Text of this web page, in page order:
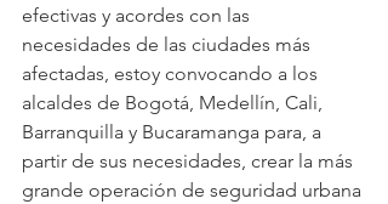
efectivas y acordes con las
necesidades de las ciudades más
afectadas, estoy convocando a los
alcaldes de Bogotá, Medellín, Cali,
Barranquilla y Bucaramanga para, a
partir de sus necesidades, crear la más
grande operación de seguridad urbana